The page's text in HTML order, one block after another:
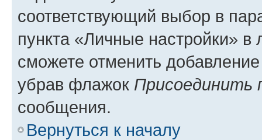
соответствующий выбор в
пункта «Личные настройки»
сможете отменить
убрав флажок Присоединить
сообщения.
Вернуться к началу